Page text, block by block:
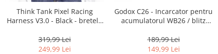
Think Tank Pixel Racing
Harness V3.0 - Black - bretele
319,99 Lei
249,99 Lei
Godox C26 - Incarcator pentru
acumulatorul WB26 / blitz
189,99 Lei
149,99 Lei